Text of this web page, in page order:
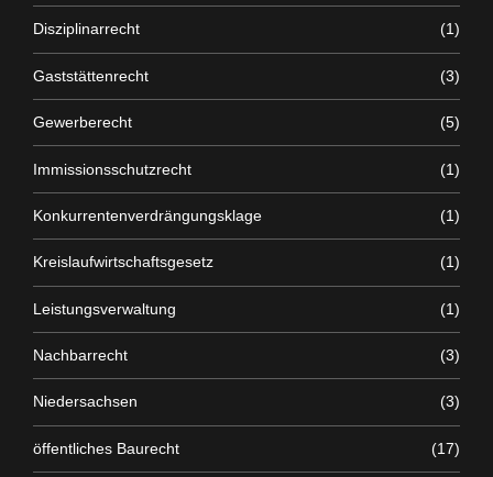
Disziplinarrecht (1)
Gaststättenrecht (3)
Gewerberecht (5)
Immissionsschutzrecht (1)
Konkurrentenverdrängungsklage (1)
Kreislaufwirtschaftsgesetz (1)
Leistungsverwaltung (1)
Nachbarrecht (3)
Niedersachsen (3)
öffentliches Baurecht (17)